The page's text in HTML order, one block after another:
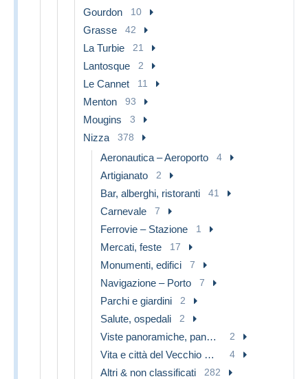
Gourdon 10
Grasse 42
La Turbie 21
Lantosque 2
Le Cannet 11
Menton 93
Mougins 3
Nizza 378
Aeronautica – Aeroporto 4
Artigianato 2
Bar, alberghi, ristoranti 41
Carnevale 7
Ferrovie – Stazione 1
Mercati, feste 17
Monumenti, edifici 7
Navigazione – Porto 7
Parchi e giardini 2
Salute, ospedali 2
Viste panoramiche, panorama 2
Vita e città del Vecchio Nizza 4
Altri & non classificati 282